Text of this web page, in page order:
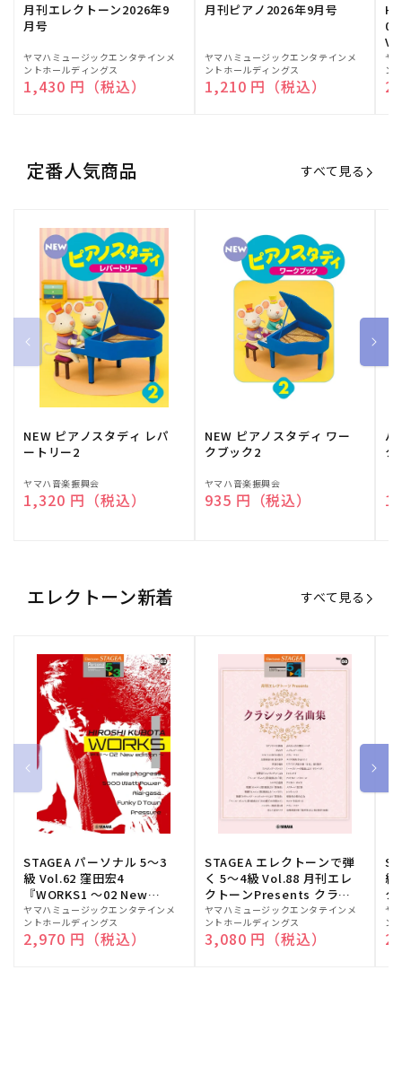
月刊エレクトーン2026年9
月号
販
売
元:
ヤマハミュージックエンタテインメ
ントホールディングス
通常価格
1,430 円（税込）
月刊ピアノ2026年9月号
販
売
元:
ヤマハミュージックエンタテインメ
ントホールディングス
通常価格
1,210 円（税込）
販
売
元:
ヤ
ン
定番人気商品 すべて見る
NEW ピアノスタディ レパ
ートリー2
販
売
ヤマハ音楽振興会
通常価格
1,320 円（税込）
NEW ピアノスタディ ワー
クブック2
販
売
ヤマハ音楽振興会
通常価格
935 円（税込）
バ
ク
売
エレクトーン新着 すべて見る
STAGEA パーソナル 5～3
級 Vol.62 窪田宏4
『WORKS1 ～02 New
edition～』
販
売
元:
ヤマハミュージックエンタテインメ
ントホールディングス
通常価格
2,970 円（税込）
STAGEA エレクトーンで弾
く 5～4級 Vol.88 月刊エレ
クトーンPresents クラシ
ック名曲集
販
売
元:
ヤマハミュージックエンタテインメ
ントホールディングス
通常価格
3,080 円（税込）
級
ク
販
売
元:
ヤ
ン